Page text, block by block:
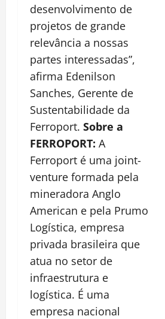
desenvolvimento de
projetos de grande
relevância a nossas
partes interessadas”,
afirma Edenilson
Sanches, Gerente de
Sustentabilidade da
Ferroport. Sobre a
FERROPORT: A
Ferroport é uma joint-
venture formada pela
mineradora Anglo
American e pela Prumo
Logística, empresa ​
privada brasileira que
atua no setor de
infraestrutura e
logística. É uma
empresa nacional